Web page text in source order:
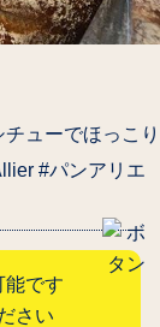
ューでほっこり
#パンアリエ
能です
さい